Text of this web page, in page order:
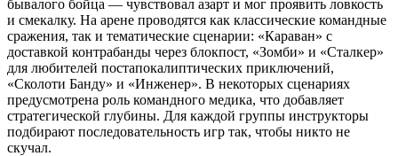
бывалого бойца — чувствовал азарт и мог проявить ловкость
и смекалку. На арене проводятся как классические командные
сражения, так и тематические сценарии: «Караван» с
доставкой контрабанды через блокпост, «Зомби» и «Сталкер»
для любителей постапокалиптических приключений,
«Сколоти Банду» и «Инженер». В некоторых сценариях
предусмотрена роль командного медика, что добавляет
стратегической глубины. Для каждой группы инструкторы
подбирают последовательность игр так, чтобы никто не
скучал.